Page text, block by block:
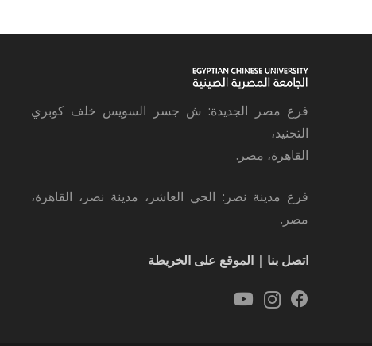
فرع مصر الجديدة: ش جسر السويس خلف كوبري
التجنيد،
القاهرة، مصر.
فرع مدينة نصر: الحي العاشر، مدينة نصر، القاهرة،
مصر.
اتصل بنا | الموقع على الخريطة